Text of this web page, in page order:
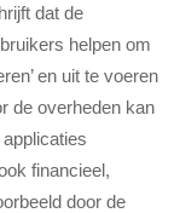
dat de
helpen om
en uit te voeren
de overheden kan
financieel,
door de